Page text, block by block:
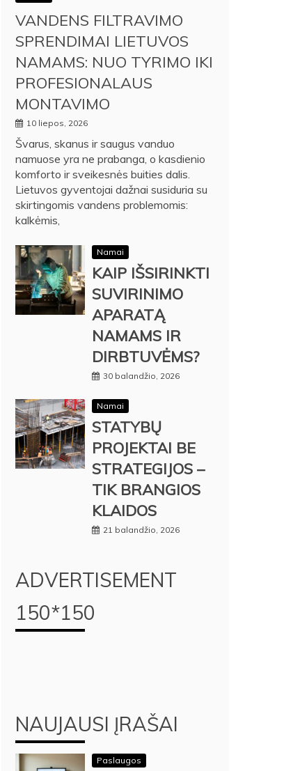
VANDENS FILTRAVIMO
SPRENDIMAI LIETUVOS
NAMAMS: NUO TYRIMO IKI
PROFESIONALAUS
MONTAVIMO
10 liepos, 2026
Švarus, skanus ir saugus vanduo
namuose yra ne prabanga, o kasdienio
komforto ir sveikesnės buities dalis.
Lietuvos gyventojai dažnai susiduria su
skirtingomis vandens problemomis:
kalkėmis,
Namai
KAIP IŠSIRINKTI
SUVIRINIMO
APARATĄ
NAMAMS IR
DIRBTUVĖMS?
30 balandžio, 2026
Namai
STATYBŲ
PROJEKTAI BE
STRATEGIJOS –
TIK BRANGIOS
KLAIDOS
21 balandžio, 2026
ADVERTISEMENT
150*150
NAUJAUSI ĮRAŠAI
Paslaugos